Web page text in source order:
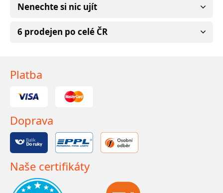
Nenechte si nic ujít
6 prodejen po celé ČR
Platba
Doprava
Naše certifikáty